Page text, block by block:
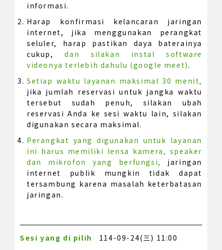
informasi.
Harap konfirmasi kelancaran jaringan
internet, jika menggunakan perangkat
seluler, harap pastikan daya baterainya
cukup,dan silakan instal software
videonya terlebih dahulu (google meet).
Setiap waktu layanan maksimal 30 menit,
jika jumlah reservasi untuk jangka waktu
tersebut sudah penuh, silakan ubah
reservasi Anda ke sesi waktu lain, silakan
digunakan secara maksimal.
Perangkat yang digunakan untuk layanan
ini harus memiliki lensa kamera, speaker
dan mikrofon yang berfungsi, jaringan
internet publik mungkin tidak dapat
tersambung karena masalah keterbatasan
jaringan.
Sesi yang di pilih 114-09-24(三) 11:00